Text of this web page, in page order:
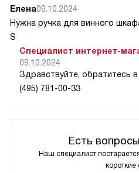
Есть
Наш специалист
короткие
Елена09.10.2024
Нужна ручка для винного
S
Специалист интернет-
09.10.2024
Здравствуйте, обратитесь
(495) 781-00-33